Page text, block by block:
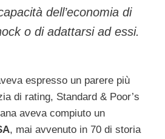
dell’economia di
o di adattarsi ad essi.
espresso un parere più
di rating, Standard & Poor’s
aveva compiuto un
, mai avvenuto in 70 di storia